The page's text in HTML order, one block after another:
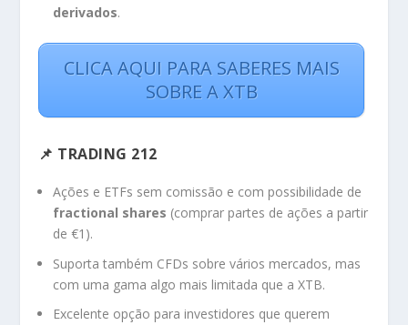
derivados.
CLICA AQUI PARA SABERES MAIS
SOBRE A XTB
📌 TRADING 212
Ações e ETFs sem comissão e com possibilidade de
fractional shares (comprar partes de ações a partir
de €1).
Suporta também CFDs sobre vários mercados, mas
com uma gama algo mais limitada que a XTB.
Excelente opção para investidores que querem